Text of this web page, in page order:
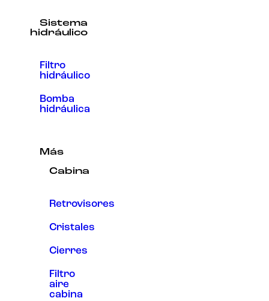
Sistema
hidráulico
Filtro
hidráulico
Bomba
hidráulica
Más
Cabina
Retrovisores
Cristales
Cierres
Filtro
aire
cabina